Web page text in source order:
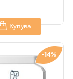
Купува
-14%